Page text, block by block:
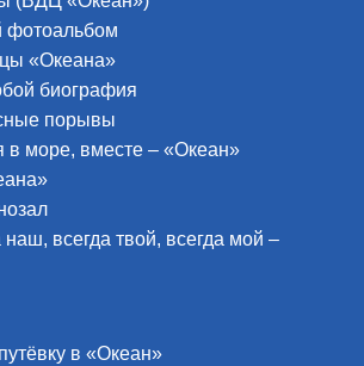
фотоальбом
«Океана»
биография
порывы
в море, вместе – «Океан»
наш, всегда твой, всегда мой –
в «Океан»